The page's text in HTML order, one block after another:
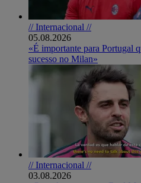
// Internacional //
05.08.2026
«É importante para Portugal
sucesso no Milan»
// Internacional //
03.08.2026